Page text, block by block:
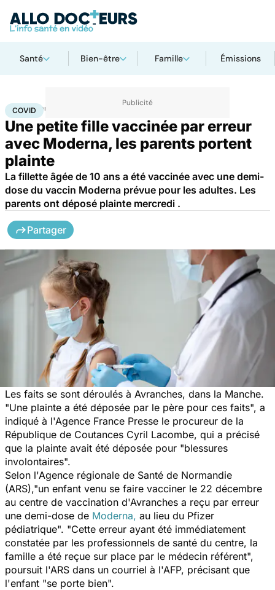
Santé Bien-être Famille Émissions
Accueil Santé
COVID
Une petite fille vaccinée par erreur
avec Moderna, les parents portent
plainte
La fillette âgée de 10 ans a été vaccinée avec une demi-
dose du vaccin Moderna prévue pour les adultes. Les
parents ont déposé plainte mercredi .
Partager
Les faits se sont déroulés à Avranches, dans la Manche.
"Une plainte a été déposée par le père pour ces faits", a
indiqué à l'Agence France Presse le procureur de la
République de Coutances Cyril Lacombe, qui a précisé
que la plainte avait été déposée pour "blessures
involontaires".
Selon l'Agence régionale de Santé de Normandie
(ARS),"un enfant venu se faire vacciner le 22 décembre
au centre de vaccination d'Avranches a reçu par erreur
une demi-dose de Moderna, au lieu du Pfizer
pédiatrique". "Cette erreur ayant été immédiatement
constatée par les professionnels de santé du centre, la
famille a été reçue sur place par le médecin référent",
poursuit l'ARS dans un courriel à l'AFP, précisant que
l'enfant "se porte bien".